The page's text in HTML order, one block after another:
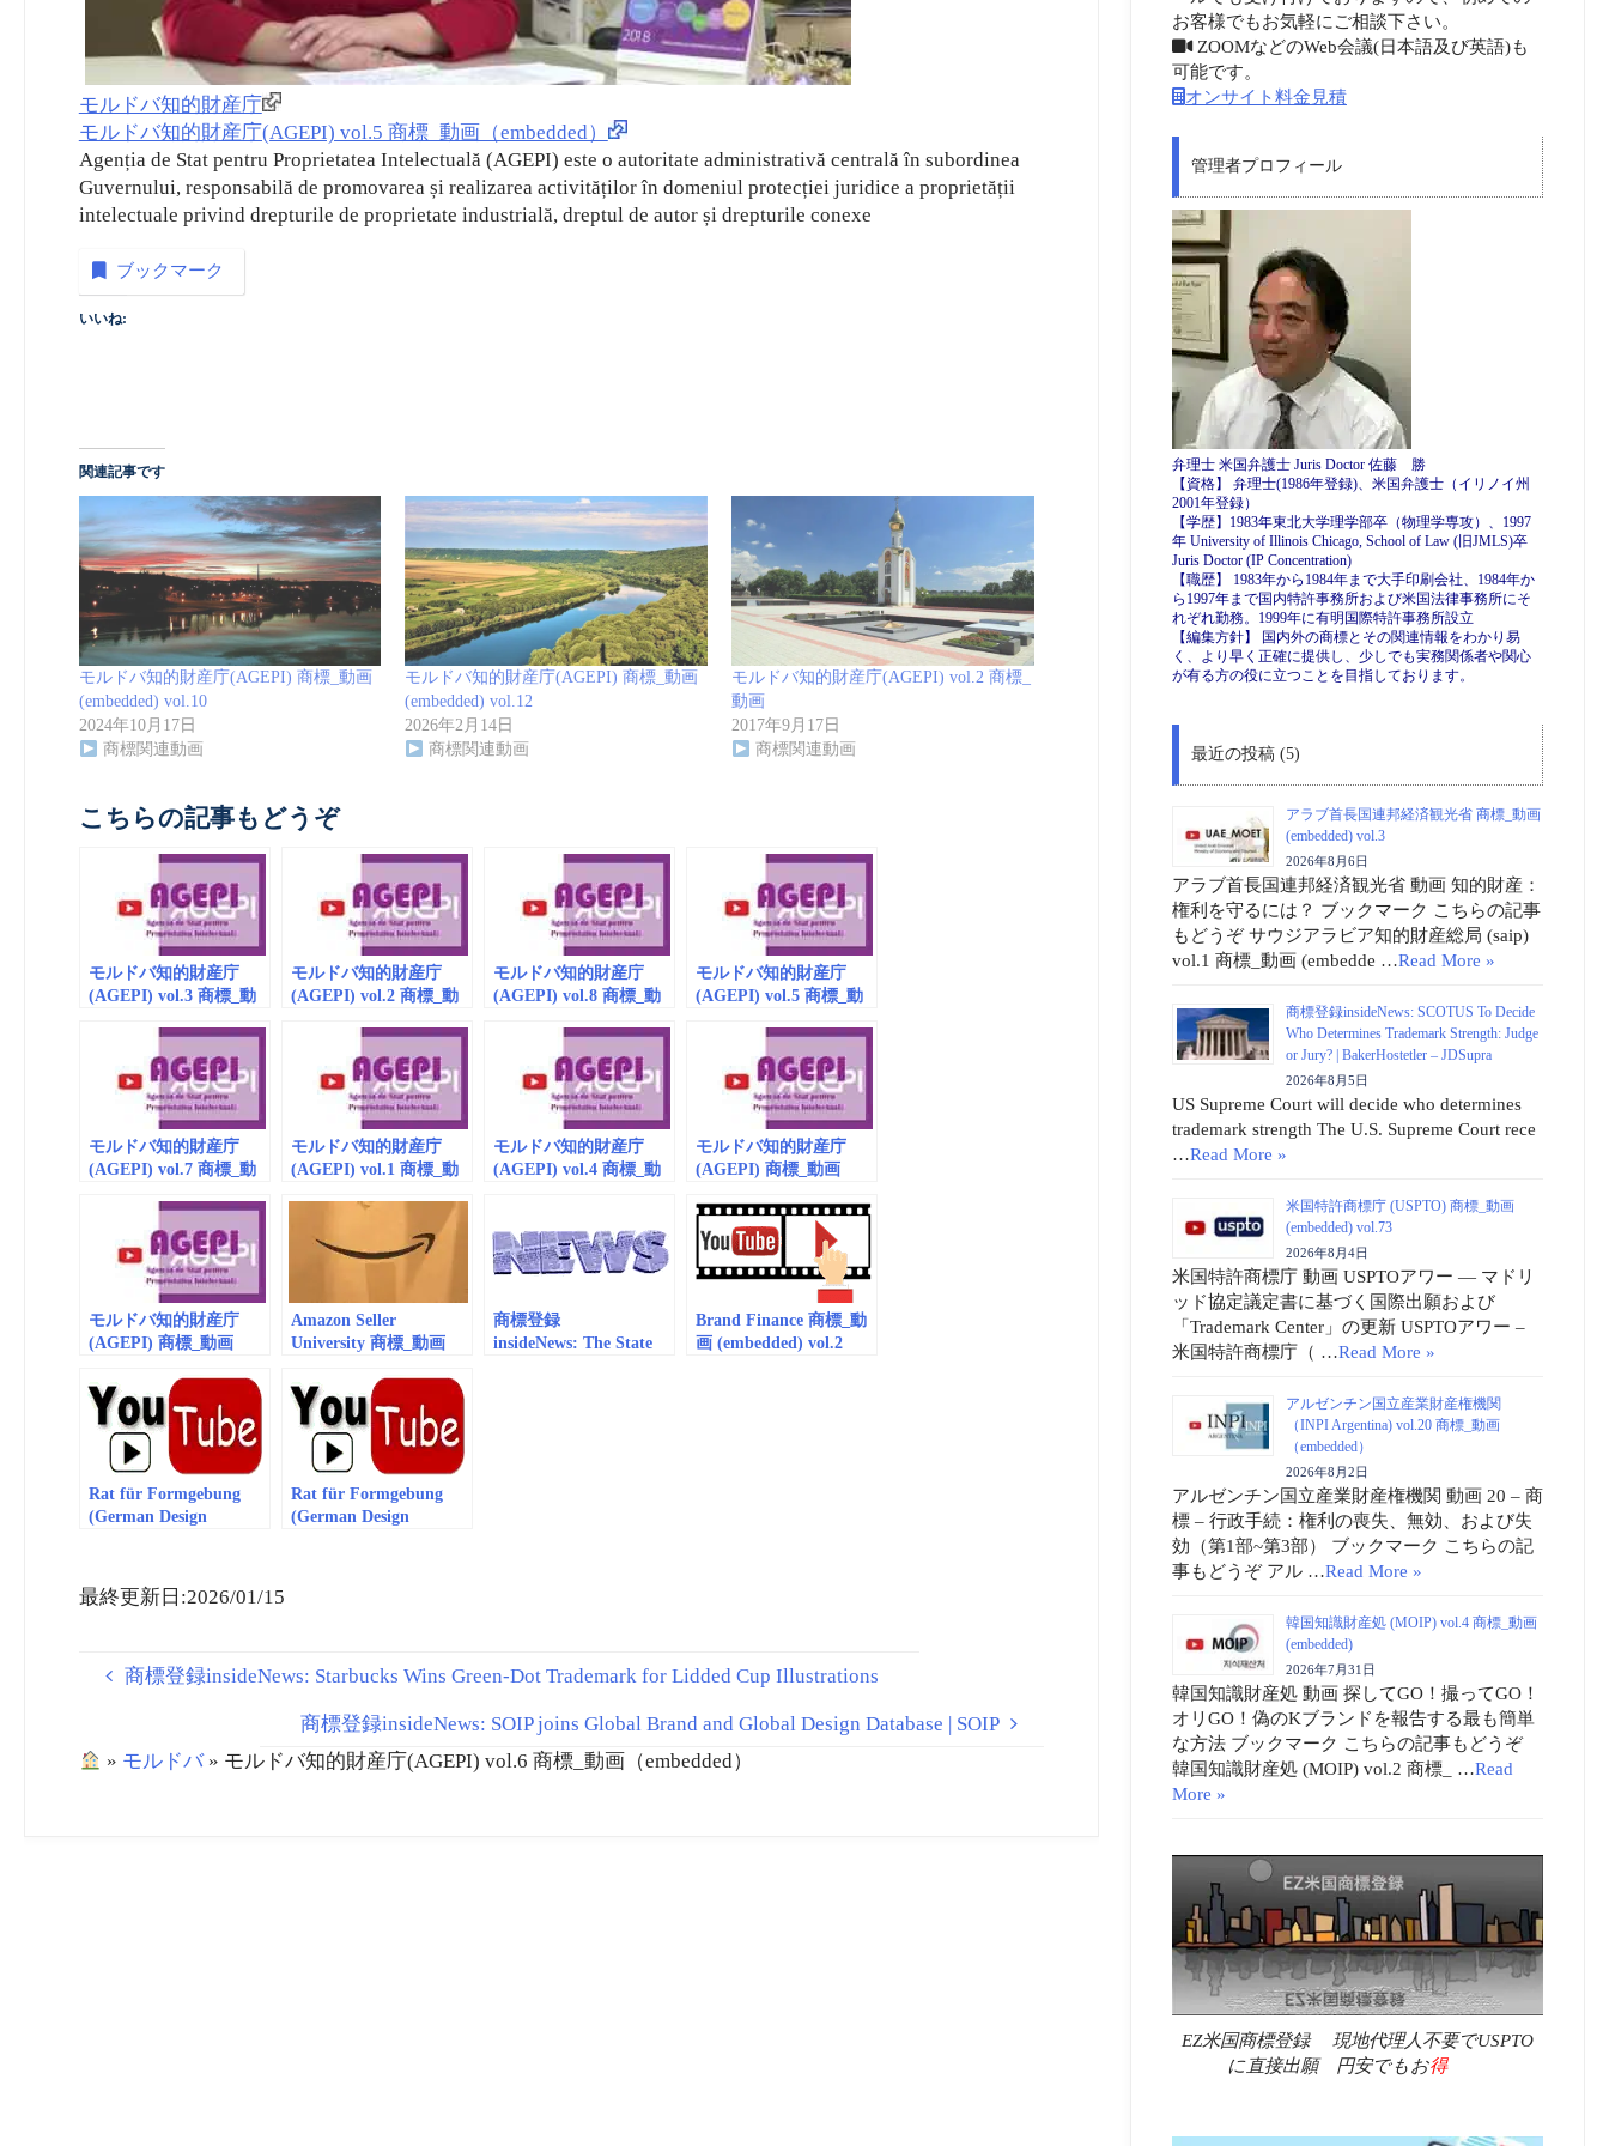
モルドバ知的財産庁
モルドバ知的財産庁(AGEPI) vol.5 商標_動画（embedded）
Agenția de Stat pentru Proprietatea Intelectuală (AGEPI) este o autoritate administrativă centrală în subordinea
Guvernului, responsabilă de promovarea și realizarea activităților în domeniul protecției juridice a proprietății
intelectuale privind drepturile de proprietate industrială, dreptul de autor și drepturile conexe
ブックマーク
いいね:
関連記事です
モルドバ知的財産庁(AGEPI) 商標_動画
(embedded) vol.10
2024年10月17日
商標関連動画
モルドバ知的財産庁(AGEPI) 商標_動画
(embedded) vol.12
2026年2月14日
商標関連動画
モルドバ知的財産庁(AGEPI) vol.2 商標_
動画
2017年9月17日
商標関連動画
こちらの記事もどうぞ
モルドバ知的財産庁
(AGEPI) vol.3 商標_動
モルドバ知的財産庁
(AGEPI) vol.2 商標_動
モルドバ知的財産庁
(AGEPI) vol.8 商標_動
モルドバ知的財産庁
(AGEPI) vol.5 商標_動
モルドバ知的財産庁
(AGEPI) vol.7 商標_動
（embedded/playlist）
モルドバ知的財産庁
(AGEPI) vol.1 商標_動
モルドバ知的財産庁
(AGEPI) vol.4 商標_動
モルドバ知的財産庁
(AGEPI) 商標_動画
モルドバ知的財産庁
(AGEPI) 商標_動画
Amazon Seller
University 商標_動画
商標登録
insideNews: The State
Brand Finance 商標_動
画 (embedded) vol.2
Rat für Formgebung
(German Design
Rat für Formgebung
(German Design
最終更新日:2026/01/15
商標登録insideNews: Starbucks Wins Green-Dot Trademark for Lidded Cup Illustrations
商標登録insideNews: SOIP joins Global Brand and Global Design Database | SOIP
» モルドバ» モルドバ知的財産庁(AGEPI) vol.6 商標_動画（embedded）
お客様でもお気軽にご相談下さい。
ZOOMなどのWeb会議(日本語及び英語)も
可能です。
オンサイト料金見積
管理者プロフィール
弁理士 米国弁護士 Juris Doctor 佐藤 勝
【資格】 弁理士(1986年登録)、米国弁護士（イリノイ州
2001年登録）
【学歴】1983年東北大学理学部卒（物理学専攻）、1997
年 University of Illinois Chicago, School of Law (旧JMLS)卒
Juris Doctor (IP Concentration)
【職歴】 1983年から1984年まで大手印刷会社、1984年か
ら1997年まで国内特許事務所および米国法律事務所にそ
れぞれ勤務。1999年に有明国際特許事務所設立
【編集方針】 国内外の商標とその関連情報をわかり易
く、より早く正確に提供し、少しでも実務関係者や関心
が有る方の役に立つことを目指しております。
最近の投稿 (5)
アラブ首長国連邦経済観光省 商標_動画
(embedded) vol.3
2026年8月6日
アラブ首長国連邦経済観光省 動画 知的財産：
権利を守るには？ ブックマーク こちらの記事
もどうぞ サウジアラビア知的財産総局 (saip)
vol.1 商標_動画 (embedde …Read More »
商標登録insideNews: SCOTUS To Decide
Who Determines Trademark Strength: Judge
or Jury? | BakerHostetler – JDSupra
2026年8月5日
US Supreme Court will decide who determines
trademark strength The U.S. Supreme Court rece
…Read More »
米国特許商標庁 (USPTO) 商標_動画
(embedded) vol.73
2026年8月4日
米国特許商標庁 動画 USPTOアワー ― マドリ
ッド協定議定書に基づく国際出願および
「Trademark Center」の更新 USPTOアワー –
米国特許商標庁（ …Read More »
アルゼンチン国立産業財産権機関
（INPI Argentina) vol.20 商標_動画
（embedded）
2026年8月2日
アルゼンチン国立産業財産権機関 動画 20 – 商
標 – 行政手続：権利の喪失、無効、および失
効（第1部~第3部） ブックマーク こちらの記
事もどうぞ アル …Read More »
韓国知識財産処 (MOIP) vol.4 商標_動画
(embedded)
2026年7月31日
韓国知識財産処 動画 探してGO！撮ってGO！
オリGO！偽のKブランドを報告する最も簡単
な方法 ブックマーク こちらの記事もどうぞ
韓国知識財産処 (MOIP) vol.2 商標_ …Read
More »
EZ米国商標登録 現地代理人不要でUSPTO
に直接出願 円安でもお得